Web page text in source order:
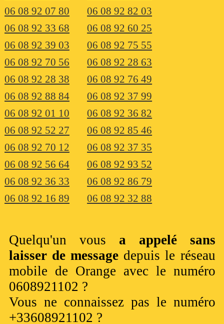
06 08 92 07 80
06 08 92 82 03
06 08 92 33 68
06 08 92 60 25
06 08 92 39 03
06 08 92 75 55
06 08 92 70 56
06 08 92 28 63
06 08 92 28 38
06 08 92 76 49
06 08 92 88 84
06 08 92 37 99
06 08 92 01 10
06 08 92 36 82
06 08 92 52 27
06 08 92 85 46
06 08 92 70 12
06 08 92 37 35
06 08 92 56 64
06 08 92 93 52
06 08 92 36 33
06 08 92 86 79
06 08 92 16 89
06 08 92 32 88
Quelqu'un vous a appelé sans
laisser de messagedepuis le réseau
mobile de Orange avec le numéro
0608921102 ?
Vous ne connaissez pas le numéro
+33608921102 ?